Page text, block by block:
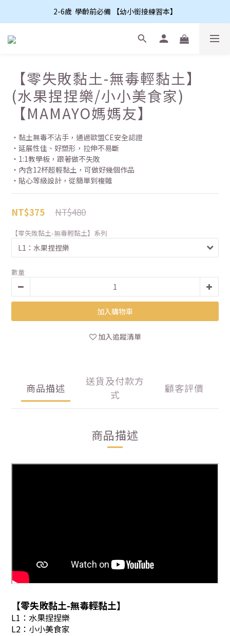
2-6歲  學齡前必備 【幼小銜接練習本】
【零失敗黏土-無毒輕黏土】
(水果捏捏樂/小小美食家)
【MAMAYO媽媽友】
‧黏土無毒不沾手，通過歐盟CE安全認證
‧延展性佳、好塑形，拉伸不易斷
‧1:1教學板，跟著做不失敗
‧內含12杯超輕黏土，可做好幾個作品
‧貼心等級設計，從簡單到複雜
NT$480
NT$375
【零失敗黏土-無毒輕黏土】系列
數量
加入購物車
加入追蹤清單
商品描述
送貨及付款方
式
顧客評價
商品描述
【零失敗黏土-無毒輕黏土】
L1：水果捏捏樂
L2：小小美食家